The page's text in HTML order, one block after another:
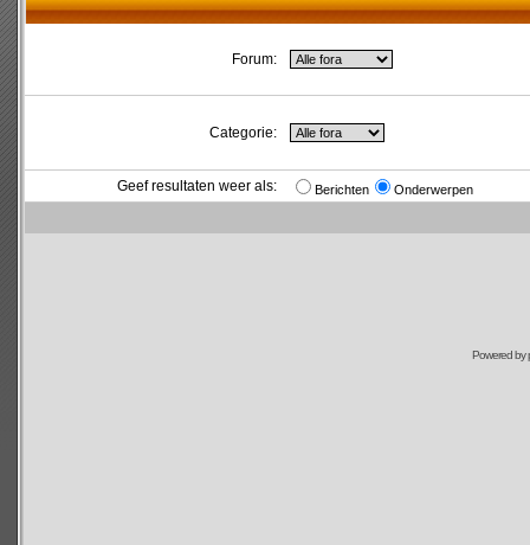
Forum:
Categorie:
Geef resultaten weer als: Berichten Onderwerpen
Powered by